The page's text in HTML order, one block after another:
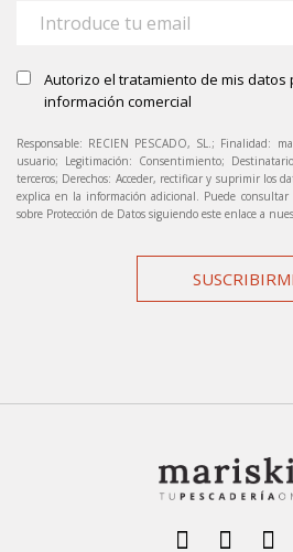
Autorizo el tratamiento de mis
información comercial
Responsable: RECIEN PESCADO, SL.; Finalidad:
usuario; Legitimación: Consentimiento;
terceros; Derechos: Acceder, rectificar y suprimir los
explica en la información adicional. Puede
sobre Protección de Datos siguiendo este enlace a